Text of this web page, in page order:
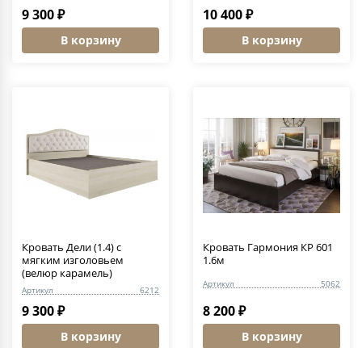
9 300 ₽
В корзину
10 400 ₽
В корзину
Кровать Дели (1.4) c
мягким изголовьем
(велюр карамель)
Артикул 6212
9 300 ₽
В корзину
Кровать Гармония КР 601
1.6м
Артикул 5062
8 200 ₽
В корзину